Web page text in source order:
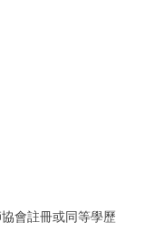
會註冊或同等學歷